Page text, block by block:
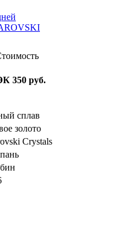
350 руб.
сплав
золото
Crystals